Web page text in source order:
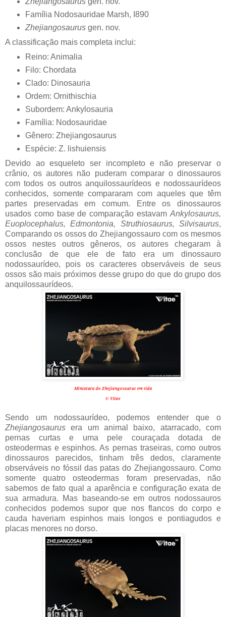
Família Nodosauridae Marsh, I890
Zhejiangosaurus gen. nov.
A classificação mais completa inclui:
Reino: Animalia
Filo: Chordata
Clado: Dinosauria
Ordem: Ornithischia
Subordem: Ankylosauria
Família: Nodosauridae
Gênero: Zhejiangosaurus
Espécie: Z. lishuiensis
Devido ao esqueleto ser incompleto e não preservar o
crânio, os autores não puderam comparar o dinossauros
com todos os outros anquilossaurídeos e nodossaurídeos
conhecidos, somente compararam com aqueles que têm
partes preservadas em comum. Entre os dinossauros
usados como base de comparação estavam Ankylosaurus,
Euoplocephalus, Edmontonia, Struthiosaurus, Silvisaurus,
Comparando os ossos do Zhejiangossauro com os mesmos
ossos nestes outros gêneros, os autores chegaram à
conclusão de que ele de fato era um dinossauro
nodossaurídeo, pois os caracteres observáveis de seus
ossos são mais próximos desse grupo do que do grupo dos
anquilossaurídeos.
Miniatura do Zhejiangosaurus em vida
© Vitae
Sendo um nodossaurídeo, podemos entender que o
Zhejiangosaurusera um animal baixo, atarracado, com
pernas curtas e uma pele couraçada dotada de
osteodermas e espinhos. As pernas traseiras, como outros
dinossauros parecidos, tinham três dedos, claramente
observáveis no fóssil das patas do Zhejiangossauro. Como
somente quatro osteodermas foram preservadas, não
sabemos de fato qual a aparência e configuração exata de
sua armadura. Mas baseando-se em outros nodossauros
conhecidos podemos supor que nos flancos do corpo e
cauda haveriam espinhos mais longos e pontiagudos e
placas menores no dorso.